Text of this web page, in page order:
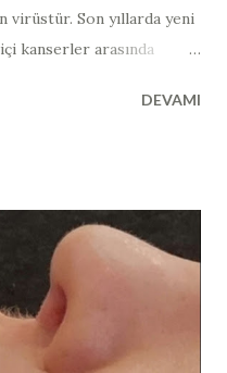
virüstür. Son yıllarda yeni
kanserler arasında
ve zaman zaman
olarak insan papilloma
olarak
özelliklerine göre
tip olmak üzere ikiye
deriye temas yolu ile
DEVAMI